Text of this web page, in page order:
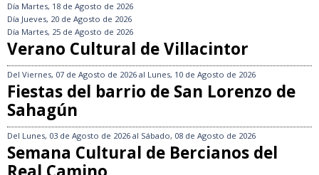
Día Martes, 18 de Agosto de 2026
Día Jueves, 20 de Agosto de 2026
Día Martes, 25 de Agosto de 2026
Verano Cultural de Villacintor
Del Viernes, 07 de Agosto de 2026 al Lunes, 10 de Agosto de 2026
Fiestas del barrio de San Lorenzo de
Sahagún
Del Lunes, 03 de Agosto de 2026 al Sábado, 08 de Agosto de 2026
Semana Cultural de Bercianos del